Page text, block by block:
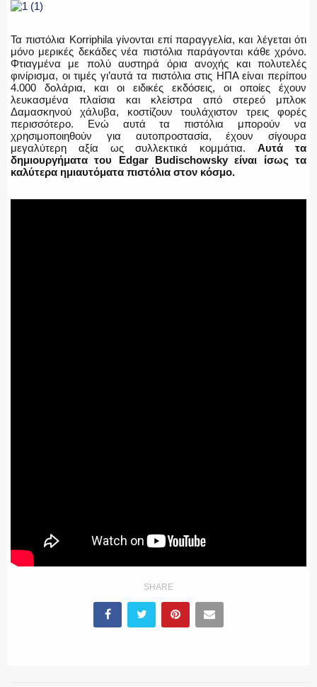
ΕΚΑΒ
ΑΣΤΥΝΟΜΙΚΟ ΡΕΠΟΡΤΑΖ
Τα πιστόλια Korriphila γίνονται επί παραγγελία, και λέγεται ότι
μόνο μερικές δεκάδες νέα πιστόλια παράγονται κάθε χρόνο.
Φτιαγμένα με πολύ αυστηρά όρια ανοχής και πολυτελές
φινίρισμα, οι τιμές γι’αυτά τα πιστόλια στις ΗΠΑ είναι περίπου
4.000 δολάρια, και οι ειδικές εκδόσεις, οι οποίες έχουν
λευκασμένα πλαίσια και κλείστρα από στερεό μπλοκ
Δαμασκηνού χάλυβα, κοστίζουν τουλάχιστον τρεις φορές
περισσότερο. Ενώ αυτά τα πιστόλια μπορούν να
χρησιμοποιηθούν για αυτοπροστασία, έχουν σίγουρα
μεγαλύτερη αξία ως συλλεκτικά κομμάτια.Αυτά τα
δημιουργήματα του Edgar Budischowsky είναι ίσως τα
καλύτερα ημιαυτόματα πιστόλια στον κόσμο.
SHARE